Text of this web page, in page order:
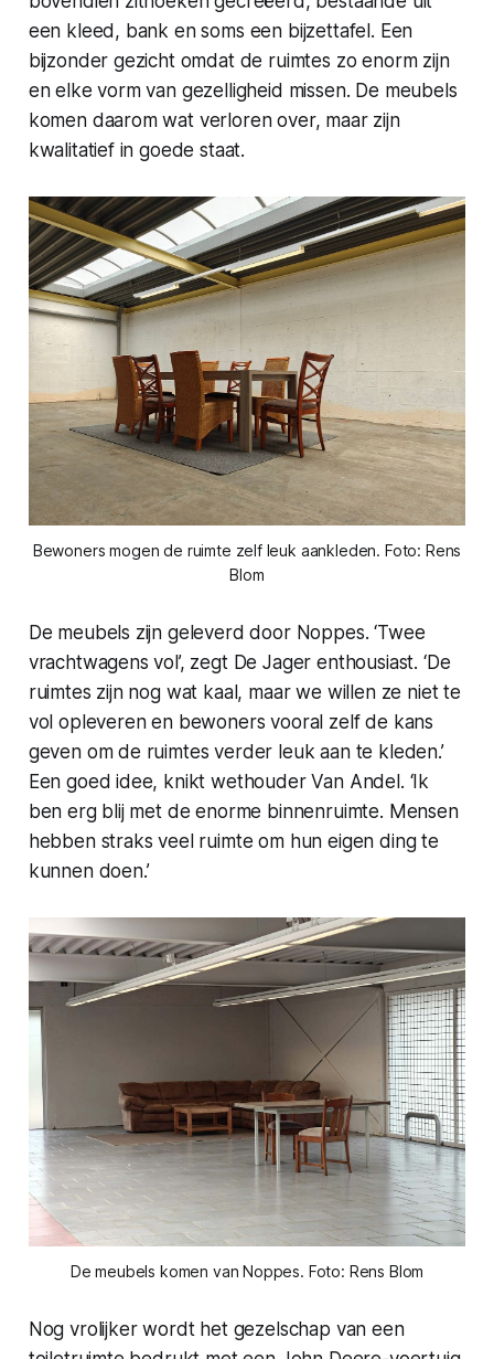
een kleed, bank en soms een bijzettafel. Een
bijzonder gezicht omdat de ruimtes zo enorm zijn
en elke vorm van gezelligheid missen. De meubels
komen daarom wat verloren over, maar zijn
kwalitatief in goede staat.
Bewoners mogen de ruimte zelf leuk aankleden. Foto: Rens
Blom
De meubels zijn geleverd door Noppes. ‘Twee
vrachtwagens vol’, zegt De Jager enthousiast. ‘De
ruimtes zijn nog wat kaal, maar we willen ze niet te
vol opleveren en bewoners vooral zelf de kans
geven om de ruimtes verder leuk aan te kleden.’
Een goed idee, knikt wethouder Van Andel. ‘Ik
ben erg blij met de enorme binnenruimte. Mensen
hebben straks veel ruimte om hun eigen ding te
kunnen doen.’
De meubels komen van Noppes. Foto: Rens Blom
Nog vrolijker wordt het gezelschap van een